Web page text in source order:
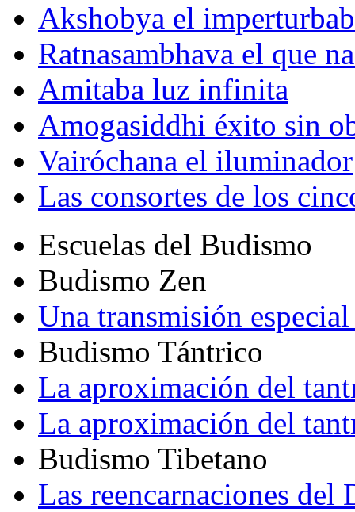
Akshobya el
Ratnasambhava el que
Amitaba luz infinita
Amogasiddhi éxito sin
Vairóchana el iluminador
Las consortes de los
Escuelas del Budismo
Budismo Zen
Una transmisión
Budismo Tántrico
La aproximación del
La aproximación del
Budismo Tibetano
Las reencarnaciones del